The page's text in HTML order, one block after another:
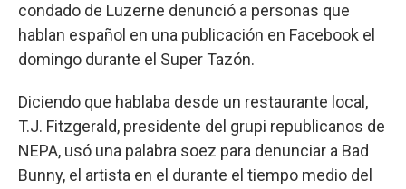
condado de Luzerne denunció a personas que
hablan español en una publicación en Facebook el
domingo durante el Super Tazón.
Diciendo que hablaba desde un restaurante local,
T.J. Fitzgerald, presidente del grupi republicanos de
NEPA, usó una palabra soez para denunciar a Bad
Bunny, el artista en el durante el tiempo medio del